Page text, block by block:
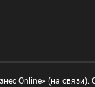
Online» (на